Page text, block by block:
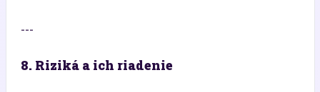
---
8. Riziká a ich riadenie